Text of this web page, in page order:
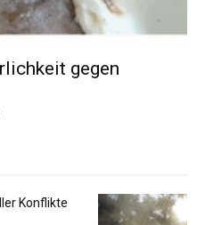
gegen
Konflikte